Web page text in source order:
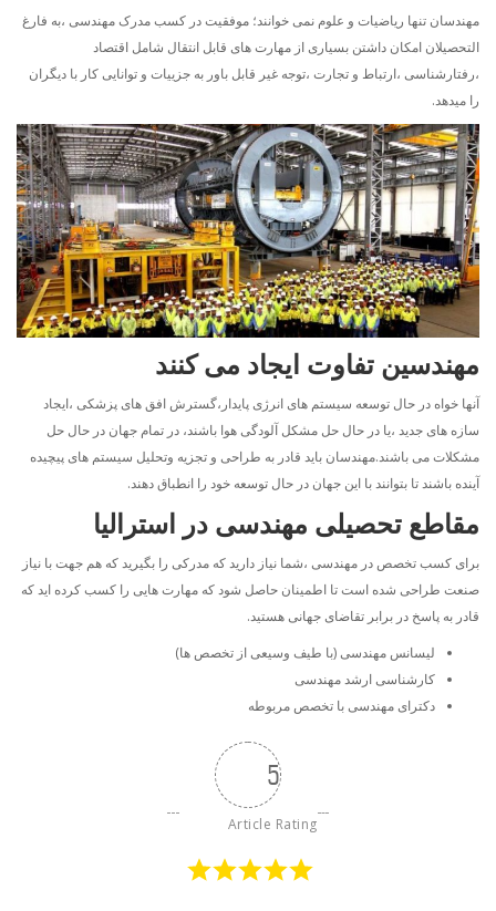
مهندسان تنها ریاضیات و علوم نمی خوانند؛ موفقیت در کسب مدرک مهندسی ،به فارغ
التحصیلان امکان داشتن بسیاری از مهارت های قابل انتقال شامل اقتصاد
،رفتارشناسی ،ارتباط و تجارت ،توجه غیر قابل باور به جزییات و توانایی کار با دیگران
را میدهد.
مهندسین تفاوت ایجاد می کنند
آنها خواه در حال توسعه سیستم های انرژی پایدار،گسترش افق های پزشکی ،ایجاد
سازه های جدید ،یا در حال حل مشکل آلودگی هوا باشند، در تمام جهان در حال حل
مشکلات می باشند.مهندسان باید قادر به طراحی و تجزیه وتحلیل سیستم های پیچیده
آینده باشند تا بتوانند با این جهان در حال توسعه خود را انطباق دهند.
مقاطع تحصیلی مهندسی در استرالیا
برای کسب تخصص در مهندسی ،شما نیاز دارید که مدرکی را بگیرید که هم جهت با نیاز
صنعت طراحی شده است تا اطمینان حاصل شود که مهارت هایی را کسب کرده اید که
قادر به پاسخ در برابر تقاضای جهانی هستید.
لیسانس مهندسی (با طیف وسیعی از تخصص ها)
کارشناسی ارشد مهندسی
دکترای مهندسی با تخصص مربوطه
5
Article Rating